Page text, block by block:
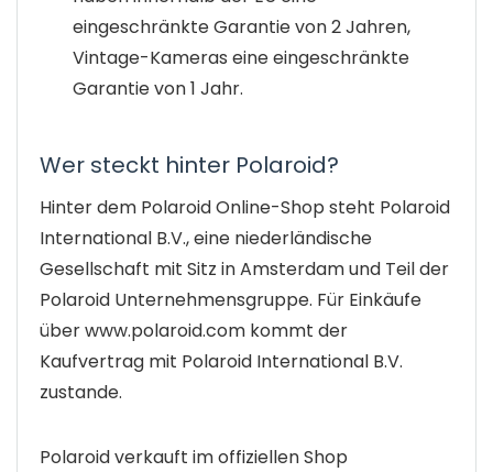
eingeschränkte Garantie von 2 Jahren,
Vintage-Kameras eine eingeschränkte
Garantie von 1 Jahr.
Wer steckt hinter Polaroid?
Hinter dem Polaroid Online-Shop steht Polaroid
International B.V., eine niederländische
Gesellschaft mit Sitz in Amsterdam und Teil der
Polaroid Unternehmensgruppe. Für Einkäufe
über www.polaroid.com kommt der
Kaufvertrag mit Polaroid International B.V.
zustande.
Polaroid verkauft im offiziellen Shop